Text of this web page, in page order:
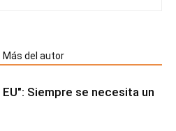
Más del autor
EU": Siempre se necesita un